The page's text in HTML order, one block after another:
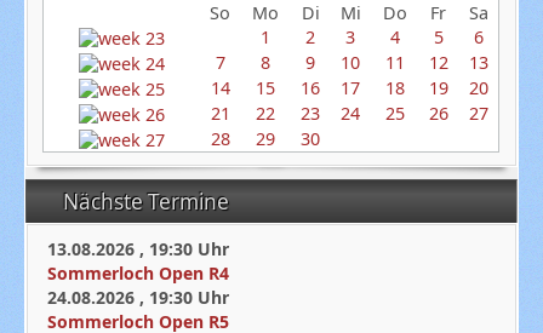
So
Mo Di Mi Do Fr
Sa
1
2 3 4 5
6
7
8 9 10 11 12
13
14
15 16 17 18 19
20
21
22 23 24 25 26
27
28
29 30
Nächste Termine
13.08.2026 , 19:30 Uhr
Sommerloch Open R4
24.08.2026 , 19:30 Uhr
Sommerloch Open R5